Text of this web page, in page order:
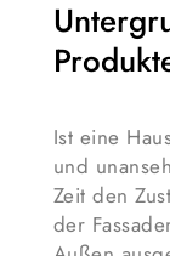
Ist eine
und
Zeit den
der